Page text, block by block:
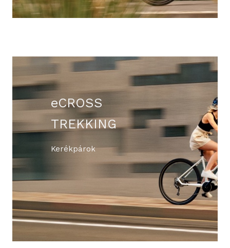
eCROSS
TREKKING
Kerékpárok